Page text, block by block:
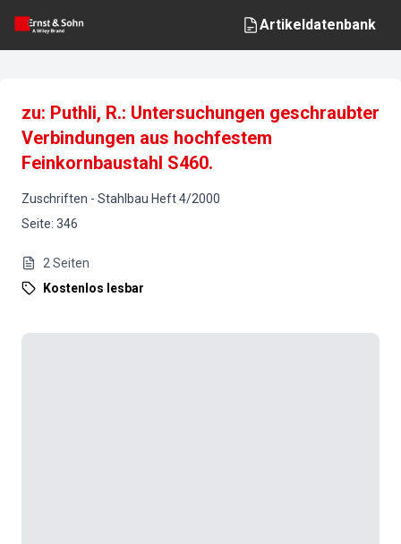
Artikeldatenbank
zu: Puthli, R.: Untersuchungen geschraubter
Verbindungen aus hochfestem
Feinkornbaustahl S460.
Zuschriften - Stahlbau Heft4/2000
Seite: 346
2 Seiten
Kostenlos lesbar